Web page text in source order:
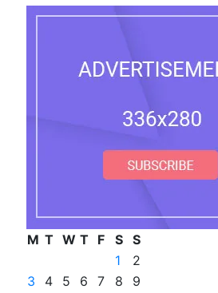
M T W T F S S
1
2
3
4 5 6 7 8
9